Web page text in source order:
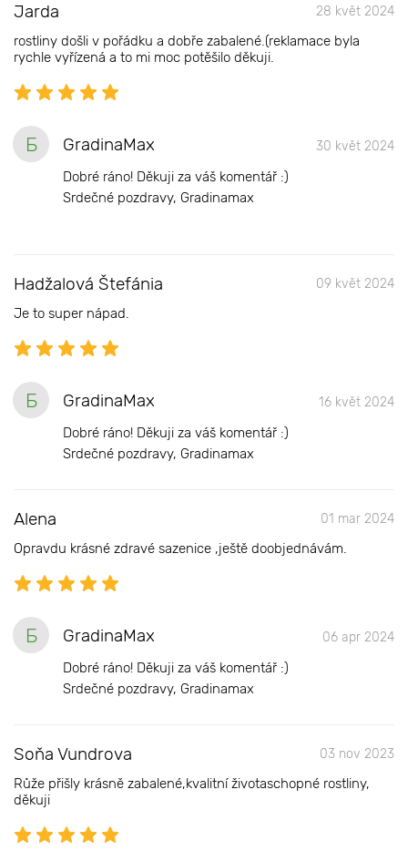
Jarda 28 květ 2024
rostliny došli v pořádku a dobře zabalené.(reklamace byla
rychle vyřízená a to mi moc potěšilo děkuji.
Б GradinaMax 30 květ 2024
Dobré ráno! Děkuji za váš komentář :)
Srdečné pozdravy, Gradinamax
Hadžalová Štefánia 09 květ 2024
Je to super nápad.
Б GradinaMax 16 květ 2024
Dobré ráno! Děkuji za váš komentář :)
Srdečné pozdravy, Gradinamax
Alena 01 mar 2024
Opravdu krásné zdravé sazenice ,ještě doobjednávám.
Б GradinaMax 06 apr 2024
Dobré ráno! Děkuji za váš komentář :)
Srdečné pozdravy, Gradinamax
Soňa Vundrova 03 nov 2023
Růže přišly krásně zabalené,kvalitní životaschopné rostliny,
děkuji